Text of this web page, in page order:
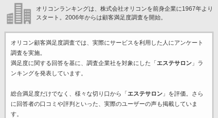
オリコンランキングは、株式会社オリコンを前身企業に1967年より
スタート。2006年からは顧客満足度調査を開始。
オリコン顧客満足度調査では、実際にサービスを利用した 人にアンケート
調査を実施。
満足度に関する回答を基に、調査企業社を対象にした「 エステサロン」ラ
ンキングを発表しています。
総合満足度だけでなく、様々な切り口から「 エステサロン」を評価。さら
に回答者の口コミや評判といった、実際のユーザーの声も掲載していま
す。